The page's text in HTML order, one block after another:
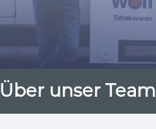
Über unser Team